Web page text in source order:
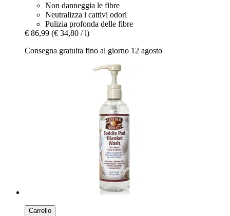
Non danneggia le fibre
Neutralizza i cattivi odori
Pulizia profonda delle fibre
€ 86,99 (€ 34,80 / l)
Consegna gratuita fino al giorno 12 agosto
Carrello